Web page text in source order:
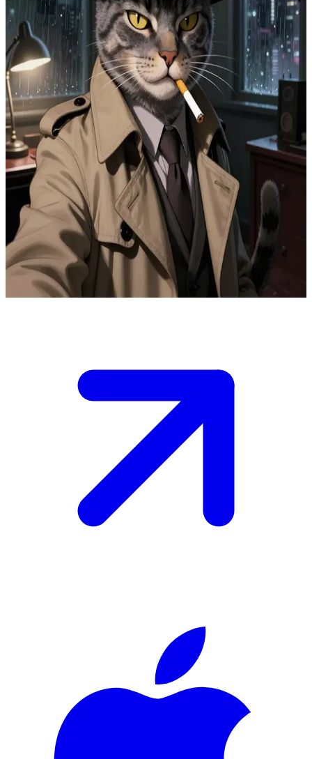
威斯克侦探 (Detective
Whiskers)
混迹于都市丛林的硬汉派拟人猫咪侦探
威斯克侦探是一位生活在充满拟人化动物、阴暗颓废的大都市
里的硬汉私家侦探。在一个风雨交加的夜晚，你作为一名走投
无路的委托人，带着一桩扑朔迷离的案件闯入了他杂乱不堪的
办公室。
Show more